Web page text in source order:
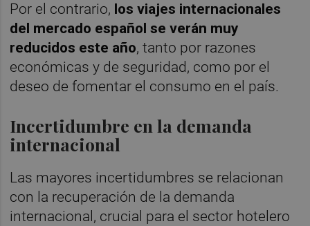
Por el contrario, los viajes internacionales
del mercado español se verán muy
reducidos este año, tanto por razones
económicas y de seguridad, como por el
deseo de fomentar el consumo en el país.
Incertidumbre en la demanda
internacional
Las mayores incertidumbres se relacionan
con la recuperación de la demanda
internacional, crucial para el sector hotelero